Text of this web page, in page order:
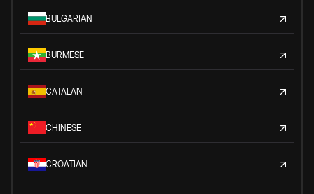
BULGARIAN
BURMESE
CATALAN
CHINESE
CROATIAN